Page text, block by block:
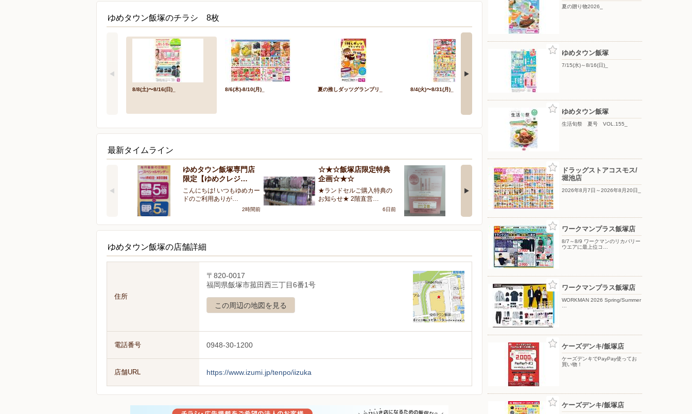
ゆめタウン飯塚のチラシ 8枚
8/8(土)〜8/16(日)_ 8/6(木)-8/10(月)_ 夏の推しダッツグランプリ_ 8/4(火)〜8/31(月)_ 7/15(水)〜8/16(日)_
最新タイムライン
ゆめタウン飯塚専門店
限定【ゆめクレジ…
こんにちは! いつもゆめカー
ドのご利用ありが…
2時間前
☆★☆飯塚店限定特典
企画☆★☆
★ランドセルご購入特典の
お知らせ★ 2階直営…
6日前
1階 ちふれコーナーか
らのお知らせ
エイジングシリーズのAYAK
Aブランドから保湿シ…
お盆の準備はお済みで
ご先祖様を心を込めてお迎
ゆめタウン飯塚の店舗詳細
住所
〒820-0017
福岡県飯塚市菰田西三丁目6番1号
この周辺の地図を見る
電話番号 0948-30-1200
店舗URL https://www.izumi.jp/tenpo/iizuka
夏の贈り物2026_
ゆめタウン飯塚
7/15(水)～8/16(日)_
ゆめタウン飯塚
生活旬祭 夏号 VOL.155_
ドラッグストアコスモス/
堀池店
2026年8月7日～2026年8月20日_
ワークマンプラス飯塚店
8/7～8/9 ワークマンのリカバリー
ウエアに最上位コ…
ワークマンプラス飯塚店
WORKMAN 2026 Spring/Summer
ケーズデンキ/飯塚店
ケーズデンキでPayPay使ってお
買い物！
ケーズデンキ/飯塚店